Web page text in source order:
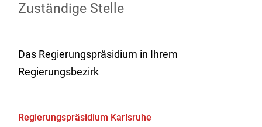
Zuständige Stelle
Das Regierungspräsidium in Ihrem
Regierungsbezirk
Regierungspräsidium Karlsruhe